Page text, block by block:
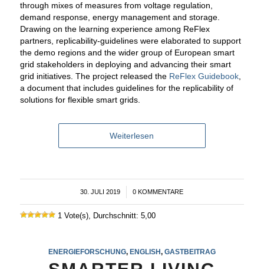
through mixes of measures from voltage regulation,
demand response, energy management and storage.
Drawing on the learning experience among ReFlex
partners, replicability-guidelines were elaborated to support
the demo regions and the wider group of European smart
grid stakeholders in deploying and advancing their smart
grid initiatives. The project released the ReFlex Guidebook,
a document that includes guidelines for the replicability of
solutions for flexible smart grids.
Weiterlesen
30. JULI 2019 0 KOMMENTARE
1 Vote(s), Durchschnitt: 5,00
ENERGIEFORSCHUNG, ENGLISH, GASTBEITRAG